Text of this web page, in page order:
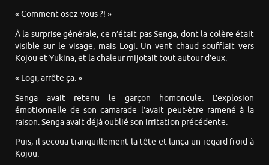
« Comment osez-vous ?! »
À la surprise générale, ce n’était pas Senga, dont la colère était
visible sur le visage, mais Logi. Un vent chaud soufflait vers
Kojou et Yukina, et la chaleur mijotait tout autour d’eux.
« Logi, arrête ça. »
Senga avait retenu le garçon homoncule. L’explosion
émotionnelle de son camarade l’avait peut-être ramené à la
raison. Senga avait déjà oublié son irritation précédente.
Puis, il secoua tranquillement la tête et lança un regard froid à
Kojou.